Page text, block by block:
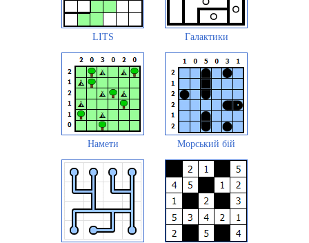
LITS Галактики
Намети Морський бій